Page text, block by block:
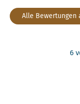
Alle Bewertungen
6